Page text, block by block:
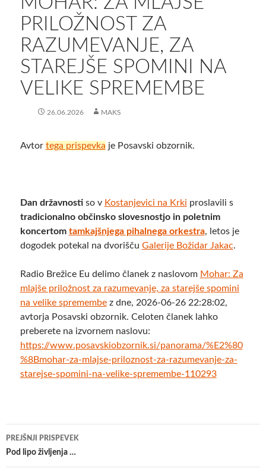
PRILOŽNOST ZA
RAZUMEVANJE, ZA
STAREJŠE SPOMINI NA
VELIKE SPREMEMBE
26.06.2026 MAKS
Avtor tega prispevka je Posavski obzornik.
Dan državnostiso v Kostanjevici na Krki proslavili s
tradicionalno občinsko slovesnostjo in poletnim
koncertom tamkajšnjega pihalnega orkestra, letos je
dogodek potekal na dvorišču Galerije Božidar Jakac.
Radio Brežice Eu delimo članek z naslovom ​Mohar: Za
mlajše priložnost za razumevanje, za starejše spomini
na velike spremembez dne, 2026-06-26 22:28:02,
avtorja Posavski obzornik. Celoten članek lahko
preberete na izvornem naslovu:
https://www.posavskiobzornik.si/panorama/%E2%80
%8Bmohar-za-mlajse-priloznost-za-razumevanje-za-
starejse-spomini-na-velike-spremembe-110293
Krmarjenje
po
PREJŠNJI PRISPEVEK
Pod lipo življenja …